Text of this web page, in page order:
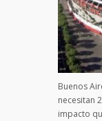
Buenos
necesitan
impacto